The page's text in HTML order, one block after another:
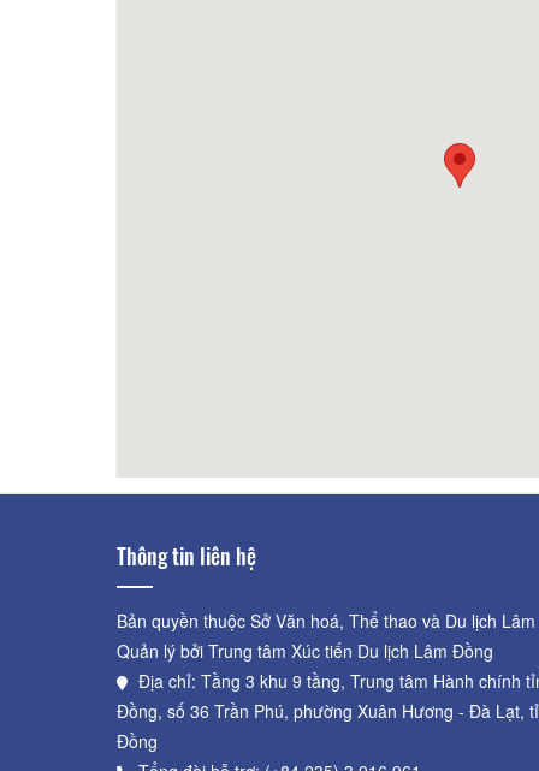
Thông tin liên hệ
Bản quyền thuộc Sở Văn hoá, Thể thao và Du lịch
Quản lý bởi Trung tâm Xúc tiến Du lịch Lâm Đồng
Địa chỉ: Tầng 3 khu 9 tầng, Trung tâm Hành chính
Đồng, số 36 Trần Phú, phường Xuân Hương - Đà Lạt,
Đồng